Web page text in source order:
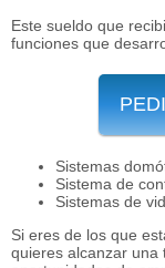
Este sueldo que
funciones que
Sistemas
Sistema de
Sistemas de
Si eres de los que
quieres alcanzar una